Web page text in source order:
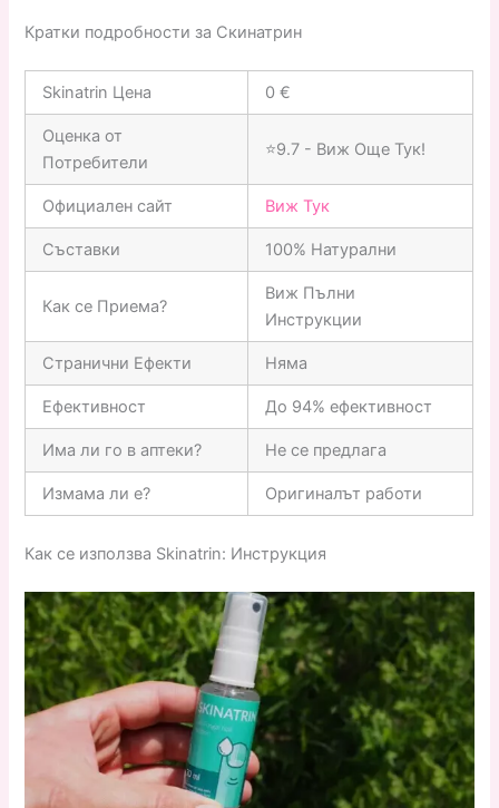
Кратки подробности за Скинатрин
Skinatrin Цена 0 €
Оценка от
Потребители
⭐9.7 - Виж Още Тук!
Официален сайт Виж Тук
Съставки 100% Натурални
Как се Приема?
Виж Пълни
Инструкции
Странични Ефекти Няма
Ефективност До 94% ефективност
Има ли го в аптеки? Не се предлага
Измама ли е? Оригиналът работи
Как се използва Skinatrin: Инструкция